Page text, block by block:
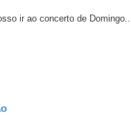
ir ao concerto de